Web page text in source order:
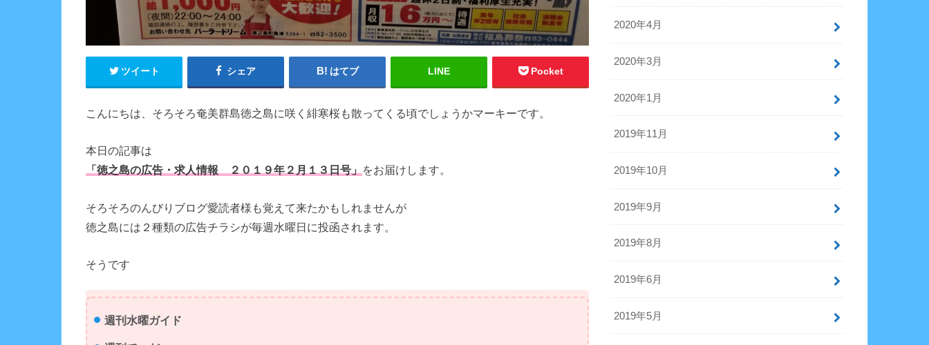
ツイート シェア はてブ LINE Pocket
こんにちは、そろそろ奄美群島徳之島に咲く緋寒桜も散ってくる頃でしょうかマーキーです。
本日の記事は
「徳之島の広告・求人情報 ２０１９年２月１３日号」
をお届けします。
そろそろのんびりブログ愛読者様も覚えて来たかもしれませんが
徳之島には２種類の広告チラシが毎週水曜日に投函されます。
そうです
週刊水曜ガイド
2020年4月
2020年3月
2020年1月
2019年11月
2019年10月
2019年9月
2019年8月
2019年6月
2019年5月